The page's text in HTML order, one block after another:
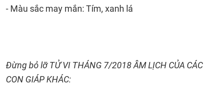
- Màu sắc may mắn: Tím, xanh lá
Đừng bỏ lỡ TỬ VI THÁNG 7/2018 ÂM LỊCH CỦA CÁC
CON GIÁP KHÁC: